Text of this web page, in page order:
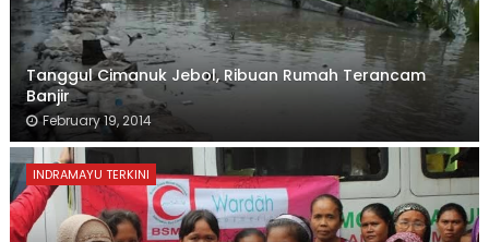
Tanggul Cimanuk Jebol, Ribuan Rumah Terancam
Banjir
February 19, 2014
INDRAMAYU TERKINI